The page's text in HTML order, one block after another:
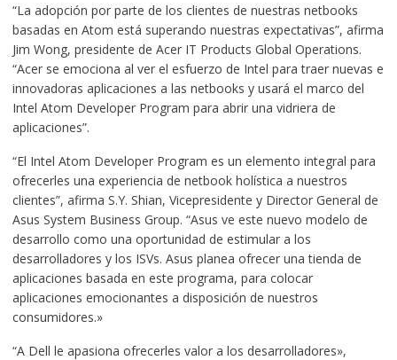
“La adopción por parte de los clientes de nuestras netbooks
basadas en Atom está superando nuestras expectativas”, afirma
Jim Wong, presidente de Acer IT Products Global Operations.
“Acer se emociona al ver el esfuerzo de Intel para traer nuevas e
innovadoras aplicaciones a las netbooks y usará el marco del
Intel Atom Developer Program para abrir una vidriera de
aplicaciones”.
“El Intel Atom Developer Program es un elemento integral para
ofrecerles una experiencia de netbook holística a nuestros
clientes”, afirma S.Y. Shian, Vicepresidente y Director General de
Asus System Business Group. “Asus ve este nuevo modelo de
desarrollo como una oportunidad de estimular a los
desarrolladores y los ISVs. Asus planea ofrecer una tienda de
aplicaciones basada en este programa, para colocar
aplicaciones emocionantes a disposición de nuestros
consumidores.»
“A Dell le apasiona ofrecerles valor a los desarrolladores»,